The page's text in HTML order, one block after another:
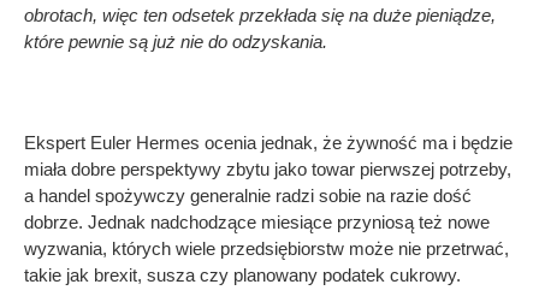
obrotach, więc ten odsetek przekłada się na duże pieniądze,
które pewnie są już nie do odzyskania.
Ekspert Euler Hermes ocenia jednak, że żywność ma i będzie
miała dobre perspektywy zbytu jako towar pierwszej potrzeby,
a handel spożywczy generalnie radzi sobie na razie dość
dobrze. Jednak nadchodzące miesiące przyniosą też nowe
wyzwania, których wiele przedsiębiorstw może nie przetrwać,
takie jak brexit, susza czy planowany podatek cukrowy.